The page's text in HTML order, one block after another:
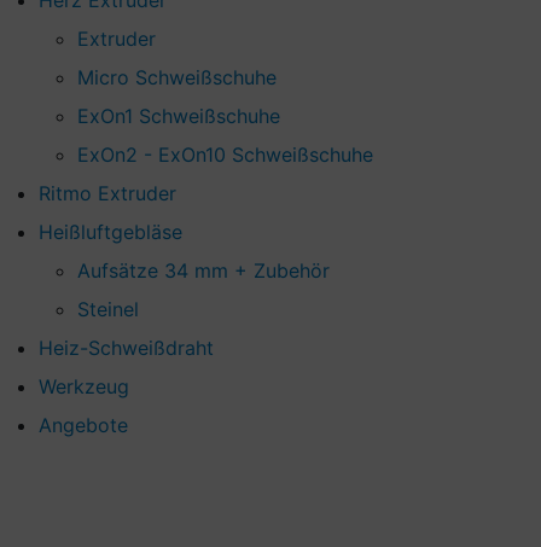
Extruder
Micro Schweißschuhe
ExOn1 Schweißschuhe
ExOn2 - ExOn10 Schweißschuhe
Ritmo Extruder
Heißluftgebläse
Aufsätze 34 mm + Zubehör
Steinel
Heiz-Schweißdraht
Werkzeug
Angebote